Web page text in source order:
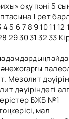
оқу пәні 5
1 рет
6 7 8 9 10 11 12
29 30 31 32 33
Мезолит
дәуіріндегі
БЖБ №1
мал